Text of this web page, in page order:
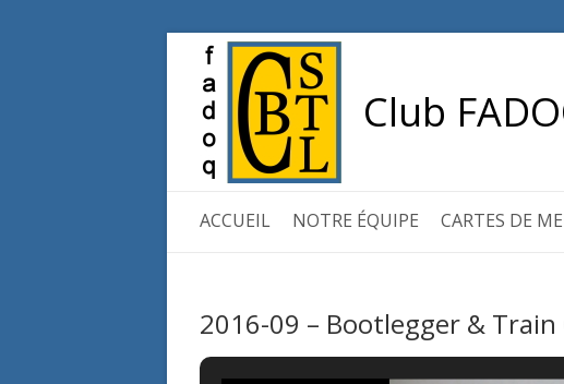
Club
ACCUEIL NOTRE ÉQUIPE CARTES DE
2016-09 – Bootlegger &